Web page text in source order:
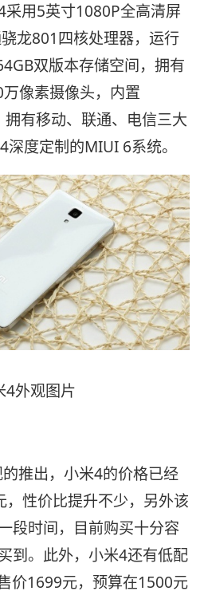
用5英寸1080P全高清屏
龙801四核处理器，运行
双版本存储空间，拥有
像素摄像头，内置
有移动、联通、电信三大
度定制的MIUI 6系统。
4外观图片
推出，小米4的价格已经
性价比提升不少，另外该
段时间，目前购买十分容
到。此外，小米4还有低配
价1699元，预算在1500元